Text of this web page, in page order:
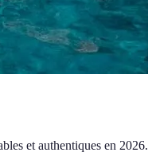
et authentiques en 2026.